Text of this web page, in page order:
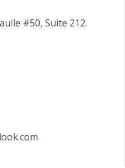
#50, Suite 212.